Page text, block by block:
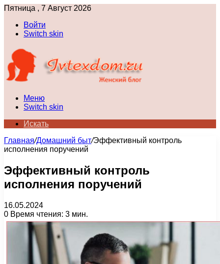
Пятница , 7 Август 2026
Войти
Switch skin
Меню
Switch skin
Искать
Главная/Домашний быт/Эффективный контроль
исполнения поручений
Эффективный контроль
исполнения поручений
16.05.2024
0 Время чтения: 3 мин.